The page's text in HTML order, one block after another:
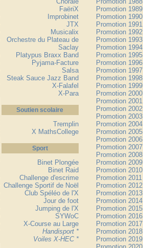
FaëriX
Improbinet
JTX
Musicalix
Orchestre du Plateau de
Saclay
Platypus Braxx Band
Pyjama-Facture
Salsa
Steak Sauce Jazz Band
X-Falafel
X-Para
Soutien scolaire
Tremplin
X MathsCollege
Sport
Binet Plongée
Binet Raid
Challenge d'escrime
Challenge Sportif de Noël
Club Spéléo de l'X
Jour de foot
Jumping de l'X
SYWoC
X-Course au Large
Handisport *
Voiles X-HEC *
Promotion 1989
Promotion 1990
Promotion 1991
Promotion 1992
Promotion 1993
Promotion 1994
Promotion 1995
Promotion 1996
Promotion 1997
Promotion 1998
Promotion 1999
Promotion 2000
Promotion 2001
Promotion 2002
Promotion 2003
Promotion 2004
Promotion 2005
Promotion 2006
Promotion 2007
Promotion 2008
Promotion 2009
Promotion 2010
Promotion 2011
Promotion 2012
Promotion 2013
Promotion 2014
Promotion 2015
Promotion 2016
Promotion 2017
Promotion 2018
Promotion 2019